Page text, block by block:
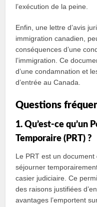
l’exécution de la peine.
Enfin, une lettre d’avis
immigration canadien,
conséquences d’une
l’immigration. Ce
d’une condamnation et
d’entrée au Canada.
Questions
1. Qu’est-ce qu’un
Temporaire (PRT) ?
Le PRT est un
séjourner
casier judiciaire. Ce
des raisons justifiées
avantages l’emportent